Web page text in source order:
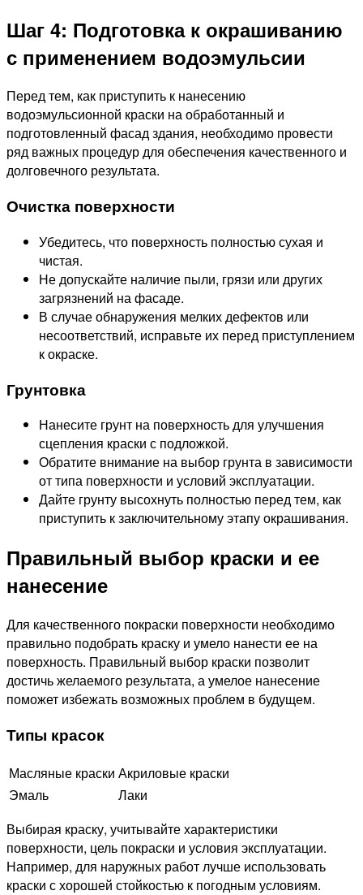
Шаг 4: Подготовка к окрашиванию
с применением водоэмульсии
Перед тем, как приступить к нанесению
водоэмульсионной краски на обработанный и
подготовленный фасад здания, необходимо провести
ряд важных процедур для обеспечения качественного и
долговечного результата.
Очистка поверхности
Убедитесь, что поверхность полностью сухая и
чистая.
Не допускайте наличие пыли, грязи или других
загрязнений на фасаде.
В случае обнаружения мелких дефектов или
несоответствий, исправьте их перед приступлением
к окраске.
Грунтовка
Нанесите грунт на поверхность для улучшения
сцепления краски с подложкой.
Обратите внимание на выбор грунта в зависимости
от типа поверхности и условий эксплуатации.
Дайте грунту высохнуть полностью перед тем, как
приступить к заключительному этапу окрашивания.
Правильный выбор краски и ее
нанесение
Для качественного покраски поверхности необходимо
правильно подобрать краску и умело нанести ее на
поверхность. Правильный выбор краски позволит
достичь желаемого результата, а умелое нанесение
поможет избежать возможных проблем в будущем.
Типы красок
Масляные краски Акриловые краски
Эмаль
Лаки
Выбирая краску, учитывайте характеристики
поверхности, цель покраски и условия эксплуатации.
Например, для наружных работ лучше использовать
краски с хорошей стойкостью к погодным условиям.